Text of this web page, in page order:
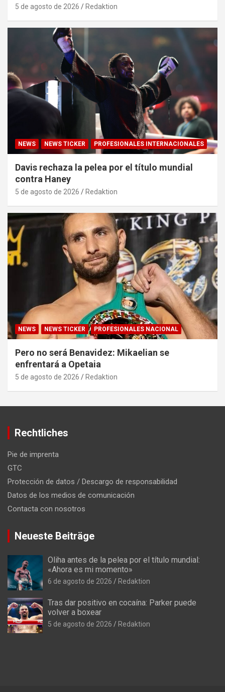
5 de agosto de 2026 Redaktion
NEWS NEWS TICKER PROFESIONALES INTERNACIONALES
Davis rechaza la pelea por el título mundial
contra Haney
5 de agosto de 2026 Redaktion
NEWS NEWS TICKER PROFESIONALES NACIONAL
Pero no será Benavidez: Mikaelian se
enfrentará a Opetaia
5 de agosto de 2026 Redaktion
Rechtliches
Pie de imprenta
GTC
Protección de datos / Descargo de responsabilidad
Datos de los medios de comunicación
Contacta con nosotros
Neueste Beiträge
Oliha antes de la pelea por el título mundial:
«Ahora es mi momento»
6 de agosto de 2026 Redaktion
Tras dar positivo en cocaína: Parker puede
volver a boxear
5 de agosto de 2026 Redaktion